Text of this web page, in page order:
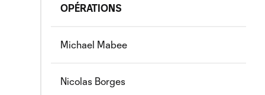
OPÉRATIONS
Michael Mabee
Nicolas Borges